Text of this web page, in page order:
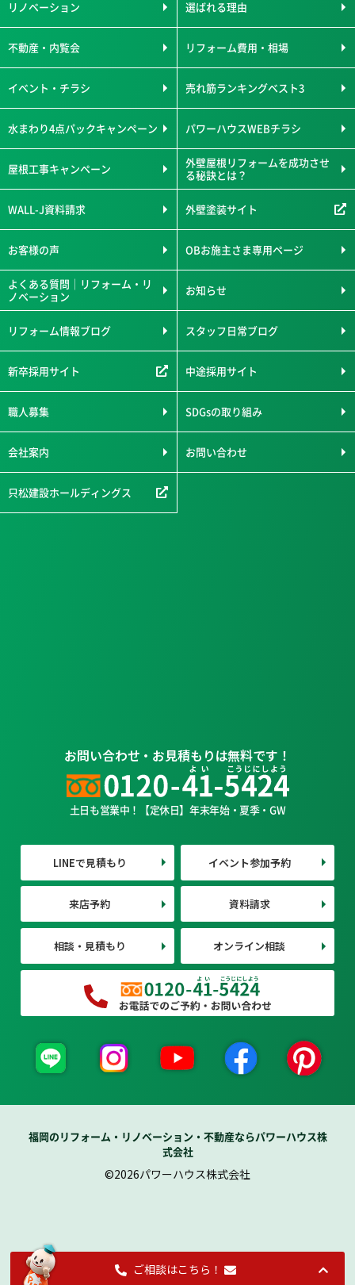
ご相談はこちら！
リノベーション 選ばれる理由
不動産・内覧会 リフォーム費用・相場
イベント・チラシ 売れ筋ランキングベスト3
水まわり4点パックキャンペーン パワーハウスWEBチラシ
屋根工事キャンペーン
外壁屋根リフォームを成功させ
る秘訣とは？
WALL-J資料請求 外壁塗装サイト
お客様の声 OBお施主さま専用ページ
よくある質問｜リフォーム・リ
ノベーション
お知らせ
リフォーム情報ブログ スタッフ日常ブログ
新卒採用サイト 中途採用サイト
職人募集 SDGsの取り組み
会社案内 お問い合わせ
只松建設ホールディングス
お問い合わせ・お見積もりは無料です！
土日も営業中！【定休日】年末年始・夏季・GW
LINEで見積もり イベント参加予約
来店予約 資料請求
相談・見積もり オンライン相談
福岡のリフォーム・リノベーション・不動産ならパワーハウス株
式会社
©2026パワーハウス株式会社